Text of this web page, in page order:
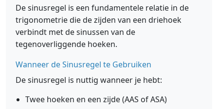
De sinusregel is een fundamentele relatie in de
trigonometrie die de zijden van een driehoek
verbindt met de sinussen van de
tegenoverliggende hoeken.
Wanneer de Sinusregel te Gebruiken
De sinusregel is nuttig wanneer je hebt:
Twee hoeken en een zijde (AAS of ASA)